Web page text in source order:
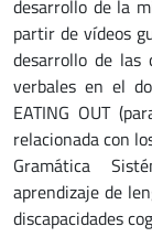
desarrollo de la
partir de vídeos
desarrollo de las
verbales en el
EATING OUT
relacionada con
Gramática
aprendizaje de
discapacidades